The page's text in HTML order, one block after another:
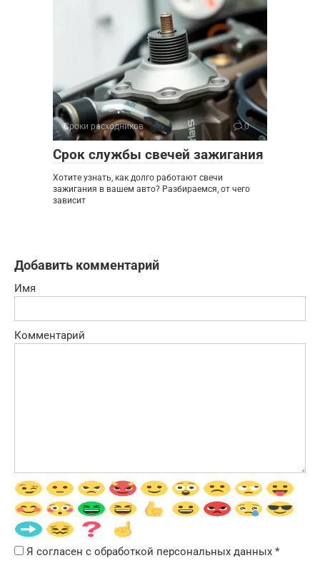
Сроки расходников 0
Срок службы свечей зажигания
Хотите узнать, как долго работают свечи
зажигания в вашем авто? Разбираемся, от чего
зависит
Добавить комментарий
Имя
Комментарий
Я согласен с обработкой персональных данных *